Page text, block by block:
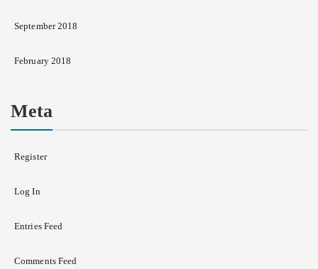
September 2018
February 2018
Meta
Register
Log In
Entries Feed
Comments Feed